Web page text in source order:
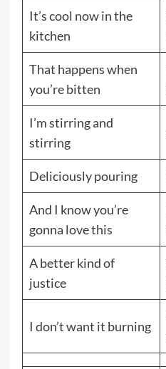
It’s cool now in the
kitchen
That happens when
you’re bitten
I’m stirring and
stirring
Deliciously pouring
And I know you’re
gonna love this
A better kind of
justice
I don’t want it burning